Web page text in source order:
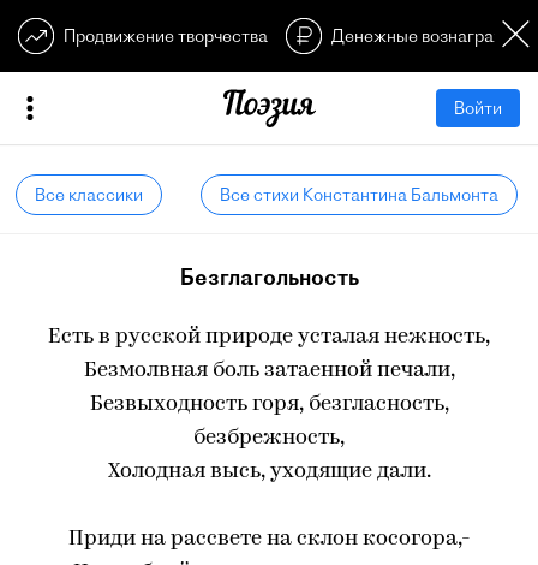
Продвижение творчества Денежные
Войти
Все классики Все стихи Константина Бальмонта
Безглагольность
Есть в русской природе усталая нежность,
Безмолвная боль затаенной печали,
Безвыходность горя, безгласность,
безбрежность,
Холодная высь, уходящие дали.
Приди на рассвете на склон косогора,-